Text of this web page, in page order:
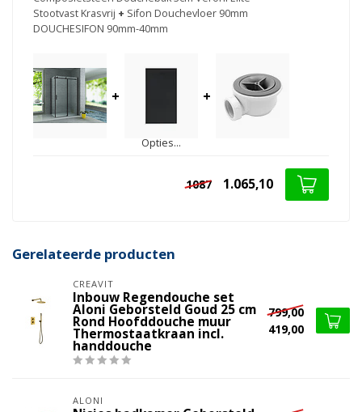
Stootvast Krasvrij + Sifon Douchevloer 90mm
DOUCHESIFON 90mm-40mm
+
Opties...
+
1087 1.065,10
Gerelateerde producten
CREAVIT
Inbouw Regendouche set
Aloni Geborsteld Goud 25 cm
Rond Hoofddouche muur
Thermostaatkraan incl.
handdouche
799,00
419,00
ALONI